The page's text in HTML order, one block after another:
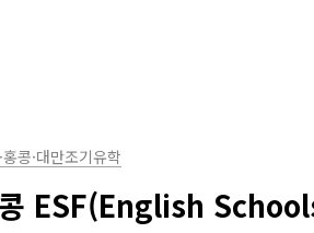
홍콩·대만조기유학
ESF(English